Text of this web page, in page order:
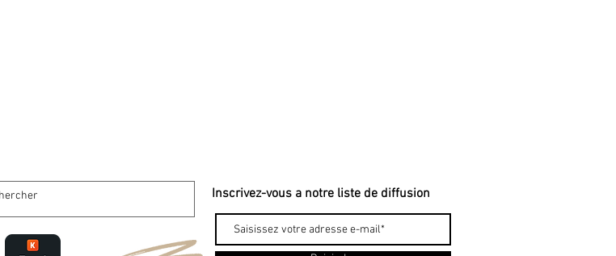
Inscrivez-vous a notre liste de diffusion